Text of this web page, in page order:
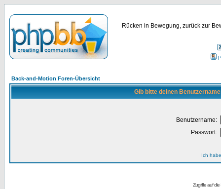
Rücken in Bewegung, zurück zur
Back-and-Motion Foren-Übersicht
Gib bitte deinen
Benutzername:
Passwort:
Ich
Zugriffe auf